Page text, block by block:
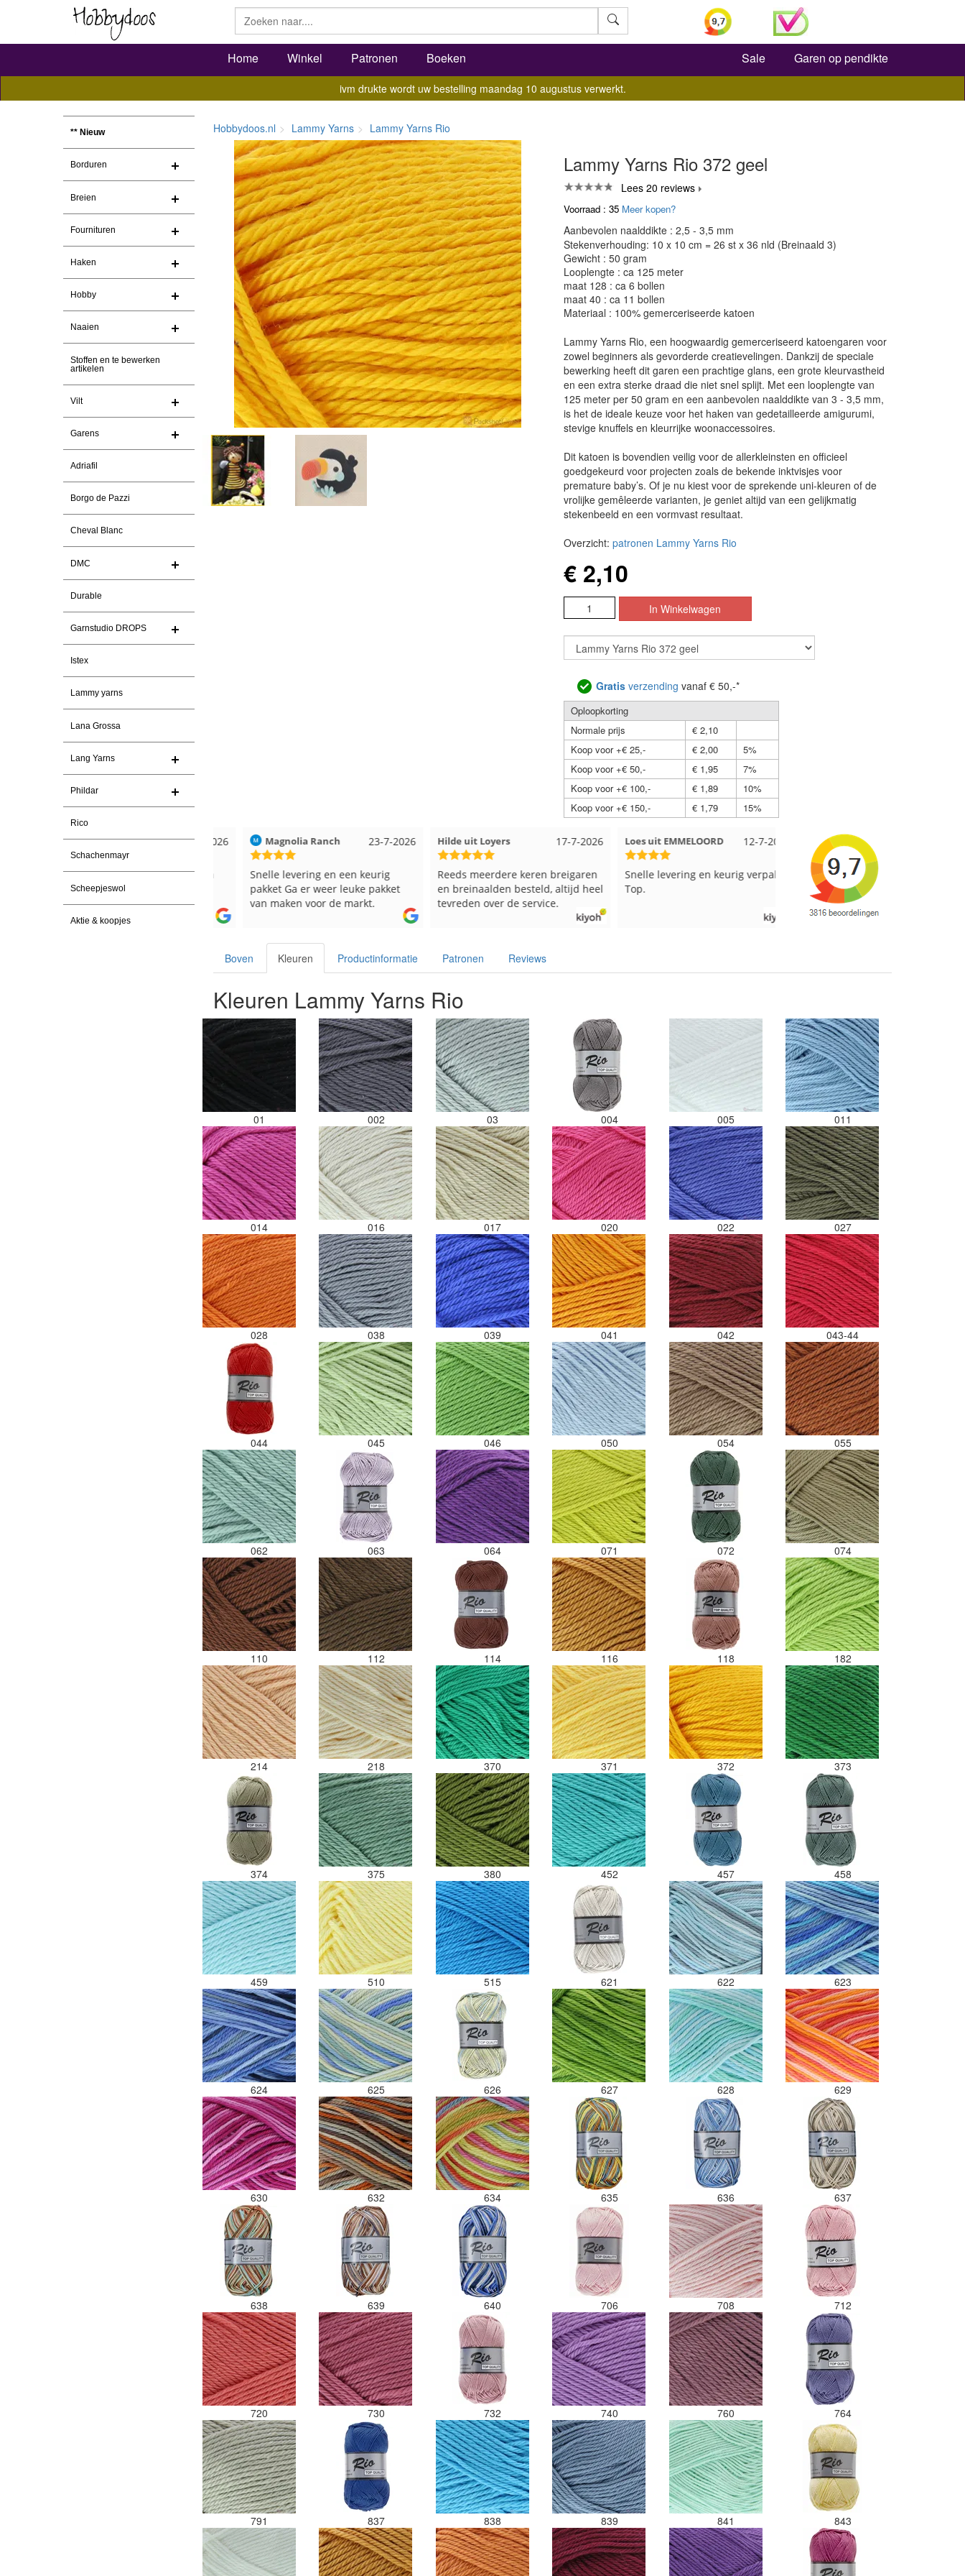
Zoeken
Home Winkel Patronen Boeken Sale Garen op pendikte
ivm drukte wordt uw bestelling maandag 10 augustus verwerkt.
** Nieuw
Borduren
Breien
Fournituren
Haken
Hobby
Naaien
Stoffen en te bewerken
artikelen
Vilt
Garens
Adriafil
Borgo de Pazzi
Cheval Blanc
DMC
Durable
Garnstudio DROPS
Istex
Lammy yarns
Lana Grossa
Lang Yarns
Phildar
Rico
Schachenmayr
Scheepjeswol
Aktie & koopjes
Hobbydoos.nl Lammy Yarns Lammy Yarns Rio
Lammy Yarns Rio 372 geel
Lees 20 reviews
Voorraad : 35 Meer kopen?
Aanbevolen naalddikte : 2,5 - 3,5 mm
Stekenverhouding: 10 x 10 cm = 26 st x 36 nld (Breinaald 3)
Gewicht : 50 gram
Looplengte : ca 125 meter
maat 128 : ca 6 bollen
maat 40 : ca 11 bollen
Materiaal : 100% gemerceriseerde katoen
Lammy Yarns Rio, een hoogwaardig gemerceriseerd katoengaren voor
zowel beginners als gevorderde creatievelingen. Dankzij de speciale
bewerking heeft dit garen een prachtige glans, een grote kleurvastheid
en een extra sterke draad die niet snel splijt. Met een looplengte van
125 meter per 50 gram en een aanbevolen naalddikte van 3 - 3,5 mm,
is het de ideale keuze voor het haken van gedetailleerde amigurumi,
stevige knuffels en kleurrijke woonaccessoires.
Dit katoen is bovendien veilig voor de allerkleinsten en officieel
goedgekeurd voor projecten zoals de bekende inktvisjes voor
premature baby’s. Of je nu kiest voor de sprekende uni-kleuren of de
vrolijke gemêleerde varianten, je geniet altijd van een gelijkmatig
stekenbeeld en een vormvast resultaat.
Overzicht: patronen Lammy Yarns Rio
€ 2,10
Gratisverzending vanaf € 50,-*
Oploopkorting
Normale prijs
€ 2,10
Koop voor +€ 25,-
€ 2,00
5%
Koop voor +€ 50,-
€ 1,95
7%
Koop voor +€ 100,-
€ 1,89
10%
Koop voor +€ 150,-
€ 1,79 15%
30-7-2026
Christel Vanderlinden
Snelle levering. En prima garen
23-7-2026
Magnolia Ranch
Snelle levering en een keurig
pakket Ga er weer leuke pakket
van maken voor de markt.
17-7-2026
Hilde uit Loyers
Reeds meerdere keren breigaren
en breinaalden besteld, altijd heel
tevreden over de service.
12-7-2026
Loes uit EMMELOORD
Snelle levering en keurig verpakt.
Top.
Nell uit Beuningen
Goed verpakt en snelgeleverd
Boven Kleuren Productinformatie Patronen Reviews
Kleuren Lammy Yarns Rio
01 002 03 004 005 011
014 016 017 020 022 027
028 038 039 041 042 043-44
044 045 046 050 054 055
062 063 064 071 072 074
110 112 114 116 118 182
214 218 370 371 372 373
374 375 380 452 457 458
459 510 515 621 622 623
624 625 626 627 628 629
630 632 634 635 636 637
638 639 640 706 708 712
720 730 732 740 760 764
791 837 838 839 841 843